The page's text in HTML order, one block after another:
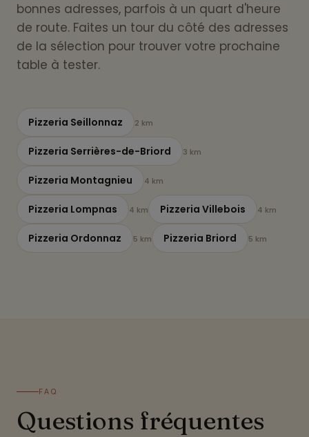
bonnes adresses, parfois à un quart d'heure
de route. Faites un tour du côté des adresses
de la sélection pour trouver votre prochaine
table à tester.
Pizzeria Seillonnaz 2 km
Pizzeria Serrières-de-Briord 3 km
Pizzeria Montagnieu 4 km
Pizzeria Lompnas 4 km Pizzeria Villebois 4 km
Pizzeria Ordonnaz 5 km Pizzeria Briord 5 km
FAQ
Questions fréquentes